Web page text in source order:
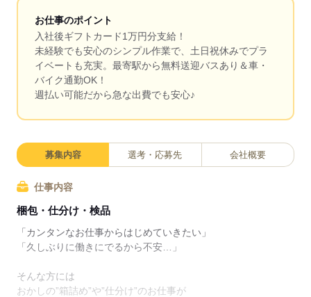
お仕事のポイント
入社後ギフトカード1万円分支給！
未経験でも安心のシンプル作業で、土日祝休みでプラ
イベートも充実。最寄駅から無料送迎バスあり＆車・
バイク通勤OK！
週払い可能だから急な出費でも安心♪
募集内容 選考・応募先 会社概要
仕事内容
梱包・仕分け・検品
「カンタンなお仕事からはじめていきたい」
「久しぶりに働きにでるから不安…」
そんな方には
おかしの”箱詰め”や”仕分け”のお仕事が